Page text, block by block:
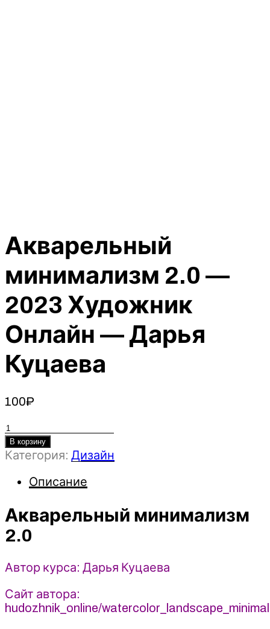
Акварельный
минимализм 2.0 —
2023 Художник
Онлайн — Дарья
Куцаева
100₽
Количество
товара
Акварельный
2.0
2023
Художник
Онлайн
Дарья
В корзину
Категория: Дизайн
Описание
Акварельный минимализм
2.0
Автор курса: Дарья Куцаева
Сайт автора:
hudozhnik_online/